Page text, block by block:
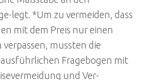
legt. *Um zu vermeiden, dass
mit dem Preis nur einen
mussten die
Fragebogen mit
und Ver-